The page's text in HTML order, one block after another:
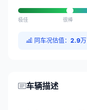
极佳 很棒
同车况估值： 2.9万
车辆描述